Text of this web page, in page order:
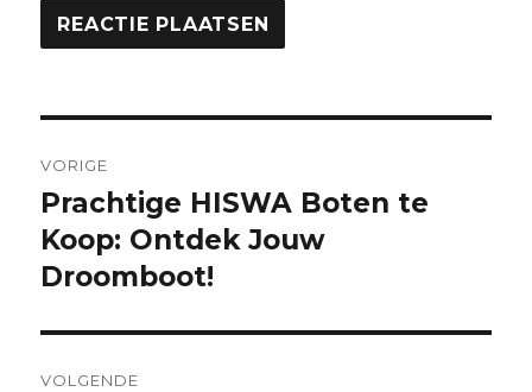
VORIGE
Vorige
bericht:
Prachtige HISWA Boten te
Koop: Ontdek Jouw
Droomboot!
VOLGENDE